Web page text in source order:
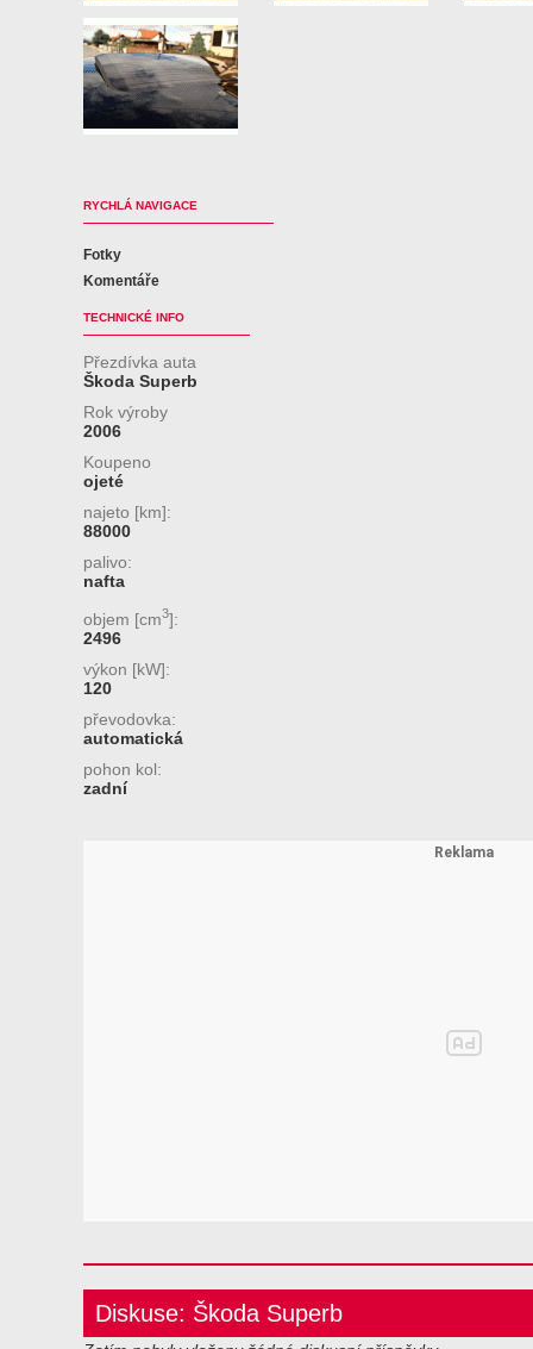
RYCHLÁ NAVIGACE
Fotky
Komentáře
TECHNICKÉ INFO
Přezdívka auta
Škoda Superb
Rok výroby
2006
Koupeno
ojeté
najeto [km]:
88000
palivo:
nafta
objem [cm3]:
2496
výkon [kW]:
120
převodovka:
automatická
pohon kol:
zadní
Diskuse: Škoda Superb